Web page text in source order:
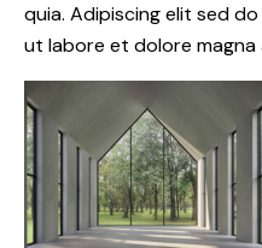
quia. Adipiscing elit sed
ut labore et dolore magna